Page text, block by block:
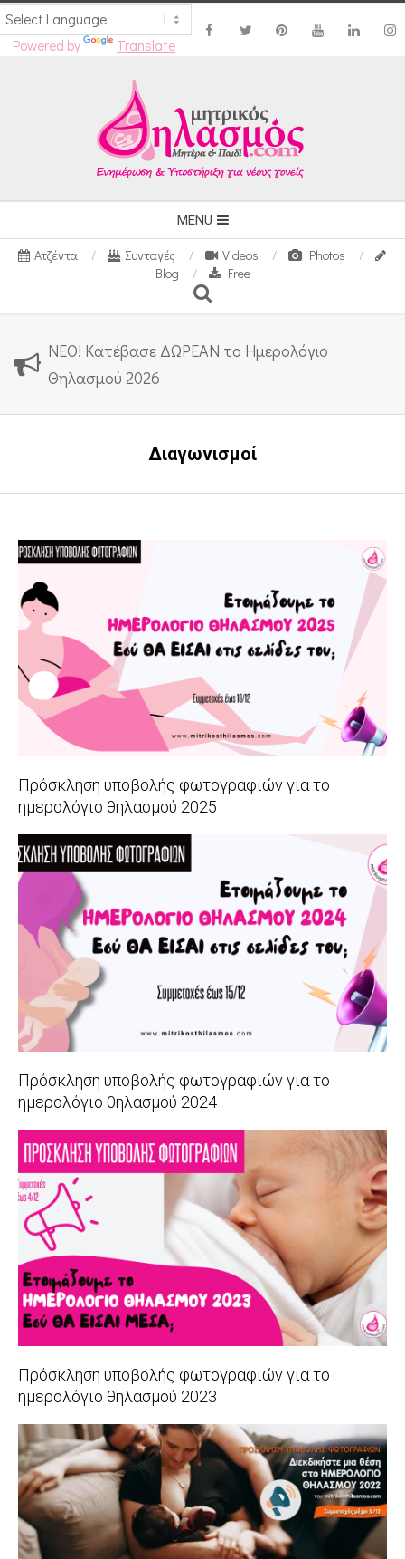
Powered by Translate
Navigation
Menu
MENU
Ατζέντα Συνταγές Videos
Photos
Blog
Free
Search
ΝΕΟ! Κατέβασε ΔΩΡΕΑΝ το Ημερολόγιο
Θηλασμού 2026
Διαγωνισμοί
Πρόσκληση υποβολής φωτογραφιών για το
ημερολόγιο θηλασμού 2025
2024-
11-
30
Πρόσκληση υποβολής φωτογραφιών για το
ημερολόγιο θηλασμού 2024
2023-
12-
01
Πρόσκληση υποβολής φωτογραφιών για το
ημερολόγιο θηλασμού 2023
2022-
11-
30